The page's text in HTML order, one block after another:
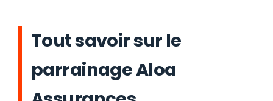
Tout savoir sur le
parrainage Aloa